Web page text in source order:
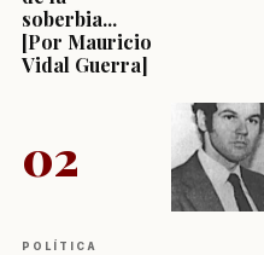
soberbia...
[Por Mauricio
Vidal Guerra]
02
POLÍTICA